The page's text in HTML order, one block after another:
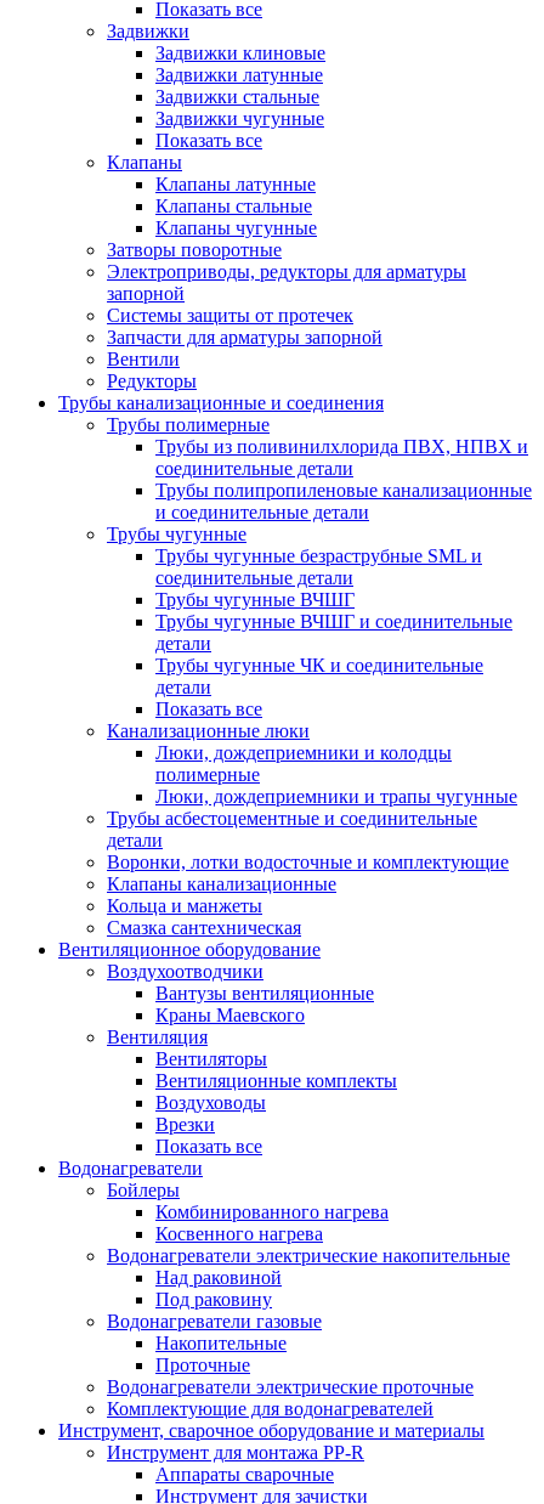
Показать все
Задвижки
Задвижки клиновые
Задвижки латунные
Задвижки стальные
Задвижки чугунные
Показать все
Клапаны
Клапаны латунные
Клапаны стальные
Клапаны чугунные
Затворы поворотные
Электроприводы, редукторы для арматуры
запорной
Системы защиты от протечек
Запчасти для арматуры запорной
Вентили
Редукторы
Трубы канализационные и соединения
Трубы полимерные
Трубы из поливинилхлорида ПВХ, НПВХ и
соединительные детали
Трубы полипропиленовые канализационные
и соединительные детали
Трубы чугунные
Трубы чугунные безраструбные SML и
соединительные детали
Трубы чугунные ВЧШГ
Трубы чугунные ВЧШГ и соединительные
детали
Трубы чугунные ЧК и соединительные
детали
Показать все
Канализационные люки
Люки, дождеприемники и колодцы
полимерные
Люки, дождеприемники и трапы чугунные
Трубы асбестоцементные и соединительные
детали
Воронки, лотки водосточные и комплектующие
Клапаны канализационные
Кольца и манжеты
Смазка сантехническая
Вентиляционное оборудование
Воздухоотводчики
Вантузы вентиляционные
Краны Маевского
Вентиляция
Вентиляторы
Вентиляционные комплекты
Воздуховоды
Врезки
Показать все
Водонагреватели
Бойлеры
Комбинированного нагрева
Косвенного нагрева
Водонагреватели электрические накопительные
Над раковиной
Под раковину
Водонагреватели газовые
Накопительные
Проточные
Водонагреватели электрические проточные
Комплектующие для водонагревателей
Инструмент, сварочное оборудование и материалы
Инструмент для монтажа PP-R
Аппараты сварочные
Инструмент для зачистки